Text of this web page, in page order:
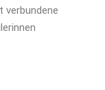
verbundene